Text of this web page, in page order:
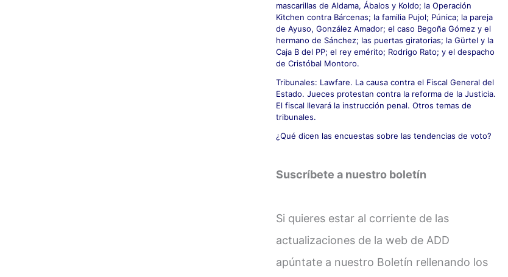
mascarillas de Aldama, Ábalos y Koldo; la Operación
Kitchen contra Bárcenas; la familia Pujol; Púnica; la pareja
de Ayuso, González Amador; el caso Begoña Gómez y el
hermano de Sánchez; las puertas giratorias; la Gürtel y la
Caja B del PP; el rey emérito; Rodrigo Rato; y el despacho
de Cristóbal Montoro.
Tribunales: Lawfare. La causa contra el Fiscal General del
Estado. Jueces protestan contra la reforma de la Justicia.
El fiscal llevará la instrucción penal. Otros temas de
tribunales.
¿Qué dicen las encuestas sobre las tendencias de voto?
Suscríbete a nuestro boletín
Si quieres estar al corriente de las
actualizaciones de la web de ADD
apúntate a nuestro Boletín rellenando los